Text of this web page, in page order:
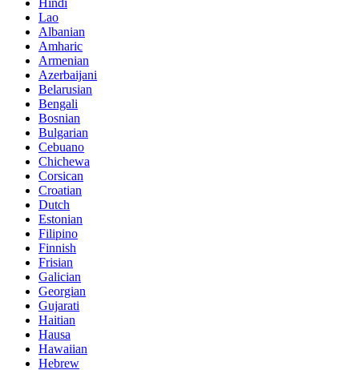
Lao
Albanian
Amharic
Armenian
Azerbaijani
Belarusian
Bengali
Bosnian
Bulgarian
Cebuano
Chichewa
Corsican
Croatian
Dutch
Estonian
Filipino
Finnish
Frisian
Galician
Georgian
Gujarati
Haitian
Hausa
Hawaiian
Hebrew